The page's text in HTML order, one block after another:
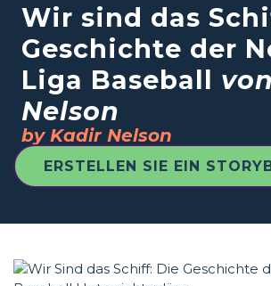
Wir sind das
Geschichte der
Liga Baseball
Nelson
by Kadir Nelson
ERSTELLEN SIE EIN